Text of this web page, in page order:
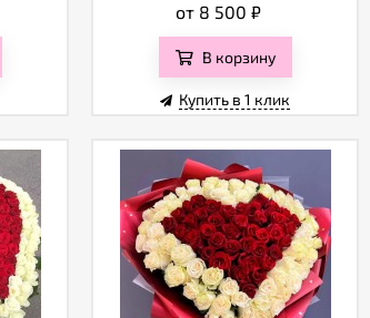
от 8 500 ₽
В корзину
Купить в 1 клик